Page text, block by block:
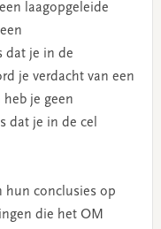
laagopgeleide
dat je in de
je verdacht van een
je geen
dat je in de cel
hun conclusies op
die het OM